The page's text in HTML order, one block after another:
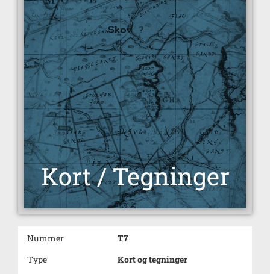
Nummer
T7
Type
Kort og tegninger